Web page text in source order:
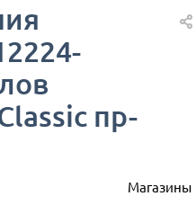
пр-
Магазины